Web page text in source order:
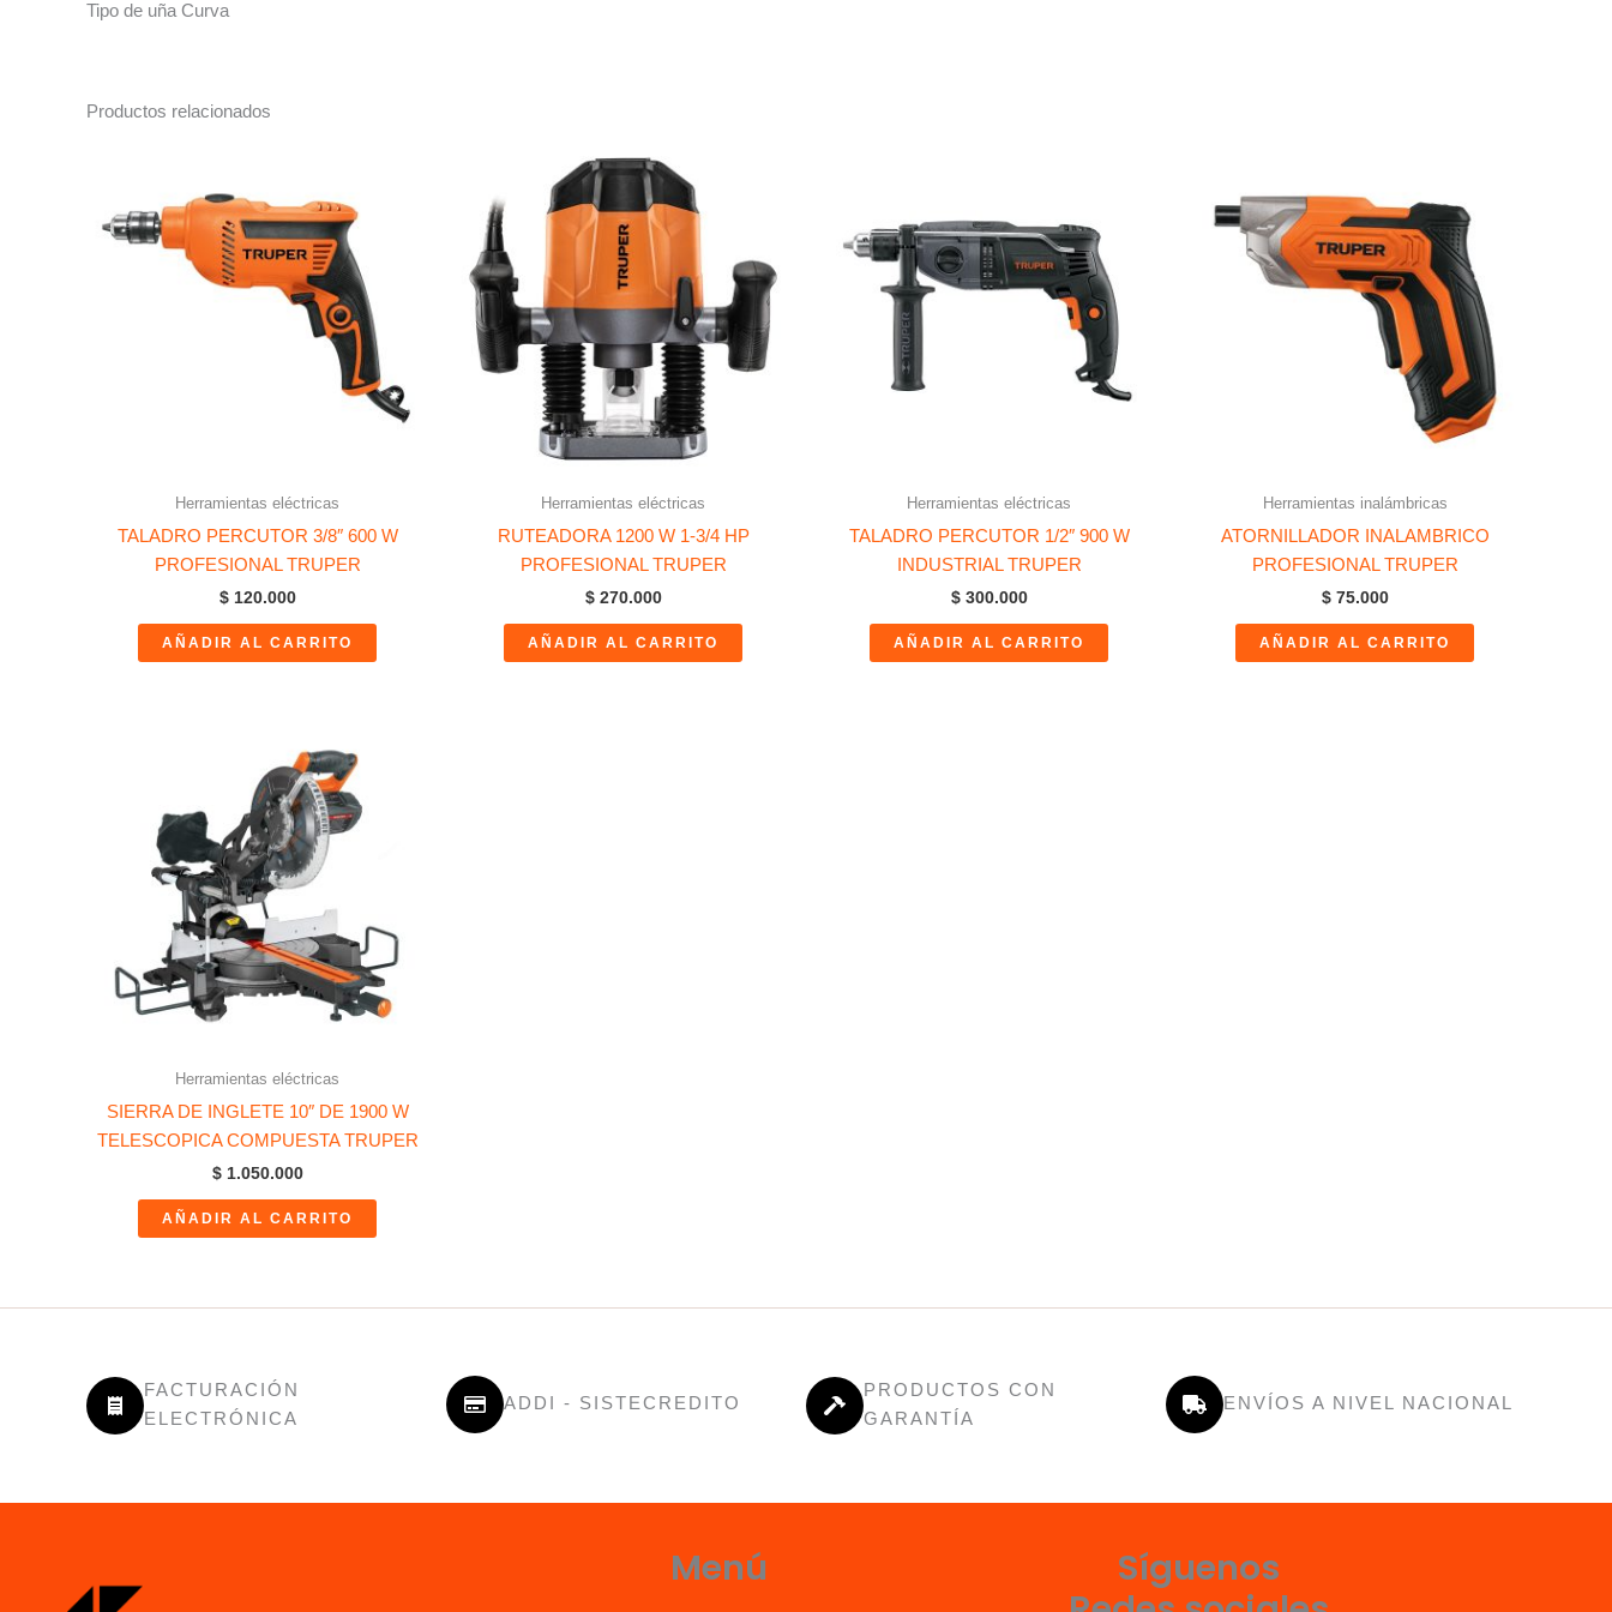
Tipo de uña Curva
Productos relacionados
Herramientas eléctricas
TALADRO PERCUTOR 3/8″ 600 W
PROFESIONAL TRUPER
$120.000
AÑADIR AL CARRITO
Herramientas eléctricas
RUTEADORA 1200 W 1-3/4 HP
PROFESIONAL TRUPER
$270.000
AÑADIR AL CARRITO
Herramientas eléctricas
TALADRO PERCUTOR 1/2″ 900 W
INDUSTRIAL TRUPER
$300.000
AÑADIR AL CARRITO
Herramientas inalámbricas
ATORNILLADOR INALAMBRICO
PROFESIONAL TRUPER
$75.000
AÑADIR AL CARRITO
Herramientas eléctricas
SIERRA DE INGLETE 10″ DE 1900 W
TELESCOPICA COMPUESTA TRUPER
$1.050.000
AÑADIR AL CARRITO
FACTURACIÓN
ELECTRÓNICA
ADDI - SISTECREDITO
PRODUCTOS CON
GARANTÍA
ENVÍOS A NIVEL NACIONAL
Menú
Síguenos